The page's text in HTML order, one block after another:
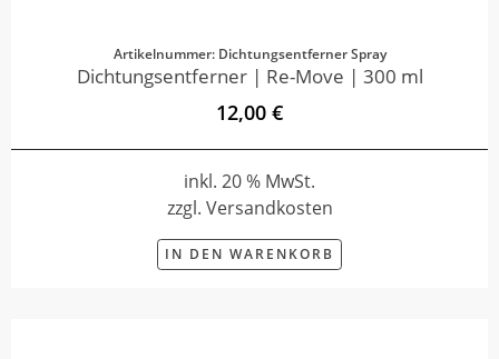
Artikelnummer: Dichtungsentferner Spray
Dichtungsentferner | Re-Move | 300 ml
12,00 €
inkl. 20 % MwSt.
zzgl. Versandkosten
IN DEN WARENKORB